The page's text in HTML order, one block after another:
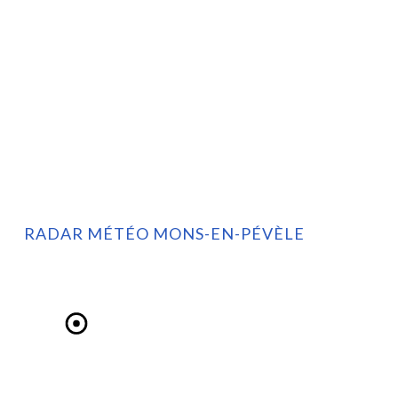
RADAR MÉTÉO MONS-EN-PÉVÈLE